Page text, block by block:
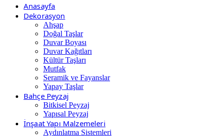
Anasayfa
Dekorasyon
Ahşap
Doğal Taşlar
Duvar Boyası
Duvar Kağıtları
Kültür Taşları
Mutfak
Seramik ve Fayanslar
Yapay Taşlar
Bahçe Peyzaj
Bitkisel Peyzaj
Yapısal Peyzaj
İnşaat Yapı Malzemeleri
Aydınlatma Sistemleri